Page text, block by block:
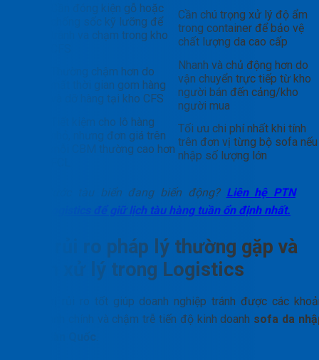
Cần đóng kiện gỗ hoặc
chống sốc kỹ lưỡng để
tránh va chạm trong kho
Cần chú trọng xử lý độ ẩm
trong container để bảo vệ
chất lượng da cao cấp
Thường chậm hơn do
mất thời gian gom hàng
và dỡ hàng tại kho CFS
Nhanh và chủ động hơn do
vận chuyển trực tiếp từ kho
người bán đến cảng/kho
người mua
Tiết kiệm cho lô hàng
nhỏ, nhưng đơn giá trên
mỗi CBM thường cao hơn
Tối ưu chi phí nhất khi tính
trên đơn vị từng bộ sofa nếu
nhập số lượng lớn
Cước tàu biển đang biến động? Liên hệ PTN
Logistics để giữ lịch tàu hàng tuần ổn định nhất.
Các rủi ro pháp lý thường gặp và
cách xử lý trong Logistics
Quản trị rủi ro tốt giúp doanh nghiệp tránh được các
phạt hành chính và chậm trễ tiến độ kinh doanh sofa da
khẩu Hàn Quốc.